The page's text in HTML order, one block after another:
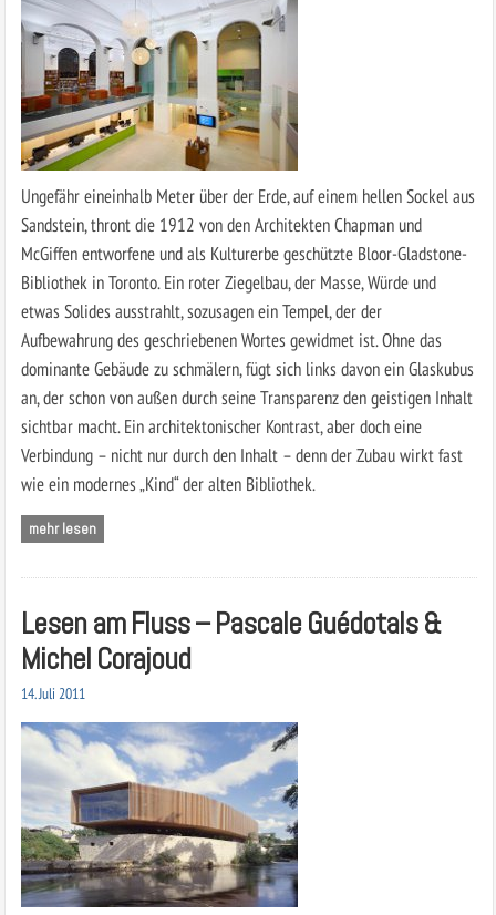
Ungefähr eineinhalb Meter über der Erde, auf einem hellen Sockel aus
Sandstein, thront die 1912 von den Architekten Chapman und
McGiffen entworfene und als Kulturerbe geschützte Bloor-Gladstone-
Bibliothek in Toronto. Ein roter Ziegelbau, der Masse, Würde und
etwas Solides ausstrahlt, sozusagen ein Tempel, der der
Aufbewahrung des geschriebenen Wortes gewidmet ist. Ohne das
dominante Gebäude zu schmälern, fügt sich links davon ein Glaskubus
an, der schon von außen durch seine Transparenz den geistigen Inhalt
sichtbar macht. Ein architektonischer Kontrast, aber doch eine
Verbindung – nicht nur durch den Inhalt – denn der Zubau wirkt fast
wie ein modernes „Kind“ der alten Bibliothek.
mehr lesen
Lesen am Fluss – Pascale Guédotals &
Michel Corajoud
14. Juli 2011